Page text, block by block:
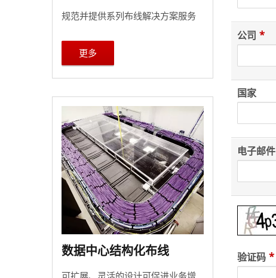
规范并提供系列布线解决方案服务
更多
数据中心结构化布线
公司 *
国家
电子邮件
验证码 *